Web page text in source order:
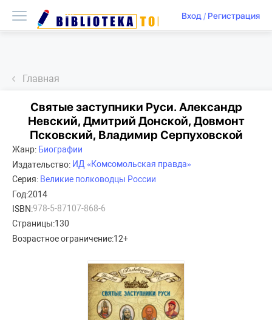
Вход/ Регистрация
Главная
Святые заступники Руси. Александр
Невский, Дмитрий Донской, Довмонт
Псковский, Владимир Серпуховской
Жанр: Биографии
Издательство: ИД «Комсомольская правда»
Серия: Великие полководцы России
Год:2014
ISBN:978-5-87107-868-6
Страницы:130
Возрастное ограничение:12+